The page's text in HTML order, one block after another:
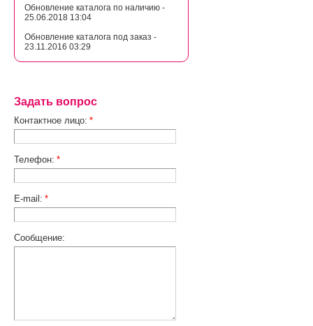
Обновление каталога по наличию -
25.06.2018 13:04
Обновление каталога под заказ -
23.11.2016 03:29
Задать вопрос
Контактное лицо: *
Телефон: *
E-mail: *
Сообщение: